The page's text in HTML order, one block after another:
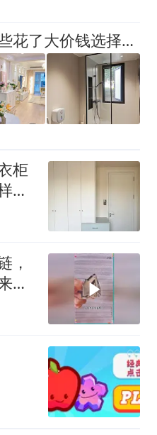
搬进新家才发现：那些花了大价钱选择的网红装修，实则自寻烦恼！
柜
设
，
固